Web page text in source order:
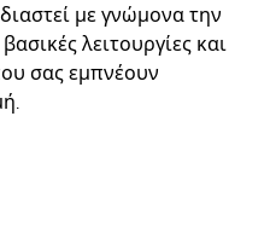
με γνώμονα την
λειτουργίες και
σας εμπνέουν